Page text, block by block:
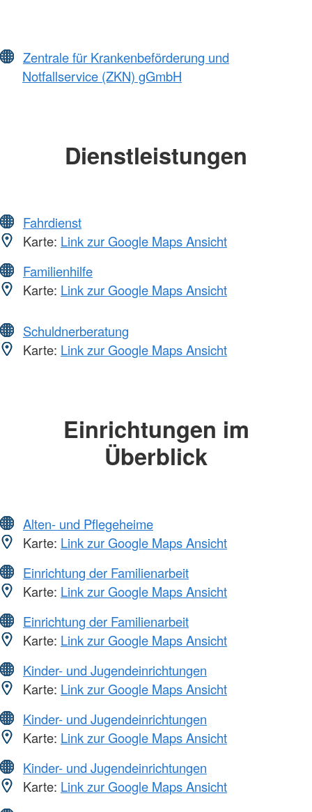
Zentrale für Krankenbeförderung und
Notfallservice (ZKN) gGmbH
Dienstleistungen
Fahrdienst
Karte: Link zur Google Maps Ansicht
Familienhilfe
Karte: Link zur Google Maps Ansicht
Schuldnerberatung
Karte: Link zur Google Maps Ansicht
Einrichtungen im
Überblick
Alten- und Pflegeheime
Karte: Link zur Google Maps Ansicht
Einrichtung der Familienarbeit
Karte: Link zur Google Maps Ansicht
Einrichtung der Familienarbeit
Karte: Link zur Google Maps Ansicht
Kinder- und Jugendeinrichtungen
Karte: Link zur Google Maps Ansicht
Kinder- und Jugendeinrichtungen
Karte: Link zur Google Maps Ansicht
Kinder- und Jugendeinrichtungen
Karte: Link zur Google Maps Ansicht